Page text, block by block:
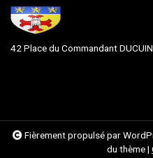
42 Place du Commandant
Fièrement propulsé par
du thème|